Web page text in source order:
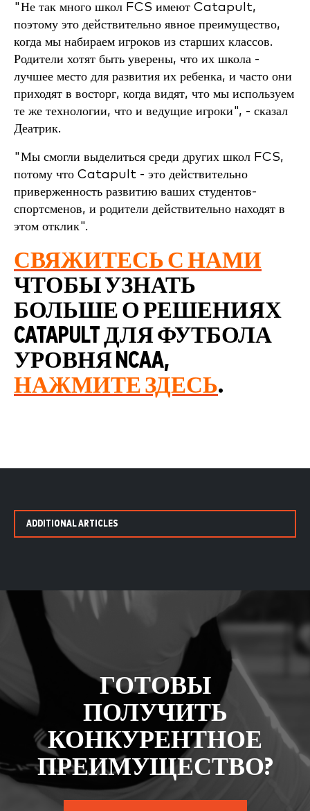
"Не так много школ FCS имеют Catapult,
поэтому это действительно явное преимущество,
когда мы набираем игроков из старших классов.
Родители хотят быть уверены, что их школа -
лучшее место для развития их ребенка, и часто они
приходят в восторг, когда видят, что мы используем
те же технологии, что и ведущие игроки", - сказал
Деатрик.
"Мы смогли выделиться среди других школ FCS,
потому что Catapult - это действительно
приверженность развитию ваших студентов-
спортсменов, и родители действительно находят в
этом отклик".
СВЯЖИТЕСЬ С НАМИ
ЧТОБЫ УЗНАТЬ
БОЛЬШЕ О РЕШЕНИЯХ
CATAPULT ДЛЯ ФУТБОЛА
УРОВНЯ NCAA,
НАЖМИТЕ ЗДЕСЬ.
ADDITIONAL ARTICLES
ГОТОВЫ
ПОЛУЧИТЬ
КОНКУРЕНТНОЕ
ПРЕИМУЩЕСТВО?